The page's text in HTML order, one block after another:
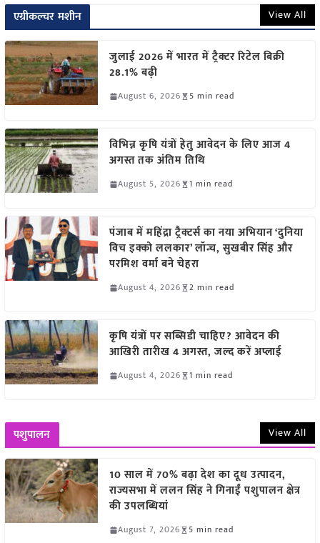
एग्रीकल्चर मशीन View All
जुलाई 2026 में भारत में ट्रैक्टर रिटेल बिक्री
28.1% बढ़ी
August 6, 2026 5 min read
विभिन्न कृषि यंत्रों हेतु आवेदन के लिए आज 4
अगस्त तक अंतिम तिथि
August 5, 2026 1 min read
पंजाब में महिंद्रा ट्रैक्टर्स का नया अभियान ‘दुनिया
विच इक्को ललकार’ लॉन्च, सुखबीर सिंह और
परमिश वर्मा बने चेहरा
August 4, 2026 2 min read
कृषि यंत्रों पर सब्सिडी चाहिए? आवेदन की
आखिरी तारीख 4 अगस्त, जल्द करें अप्लाई
August 4, 2026 1 min read
पशुपालन View All
10 साल में 70% बढ़ा देश का दूध उत्पादन,
राज्यसभा में ललन सिंह ने गिनाईं पशुपालन क्षेत्र
की उपलब्धियां
August 7, 2026 5 min read